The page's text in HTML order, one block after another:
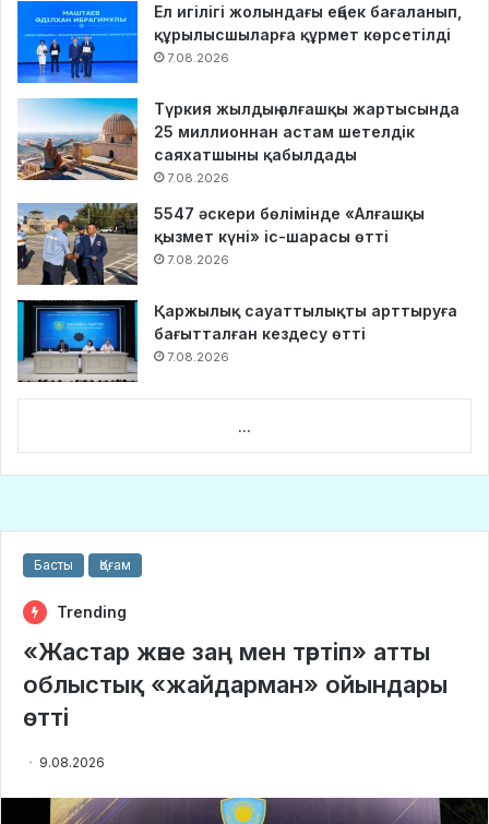
Ел игілігі жолындағы еңбек бағаланып,
құрылысшыларға құрмет көрсетілді
7.08.2026
Түркия жылдың алғашқы жартысында
25 миллионнан астам шетелдік
саяхатшыны қабылдады
7.08.2026
5547 әскери бөлімінде «Алғашқы
қызмет күні» іс-шарасы өтті
7.08.2026
Қаржылық сауаттылықты арттыруға
бағытталған кездесу өтті
7.08.2026
...